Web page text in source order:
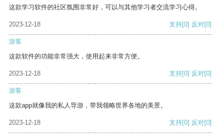
这款学习软件的社区氛围非常好，可以与其他学习者交流学习心得。
2023-12-18 支持[0] 反对[0]
游客
这款软件的功能非常强大，使用起来非常方便。
2023-12-18 支持[0] 反对[0]
游客
这款app就像我的私人导游，带我领略世界各地的美景。
2023-12-18 支持[0] 反对[0]